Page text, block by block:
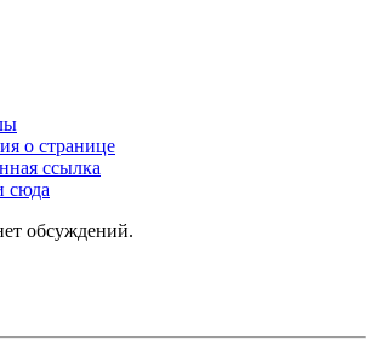
о странице
ссылка
сюда
обсуждений.